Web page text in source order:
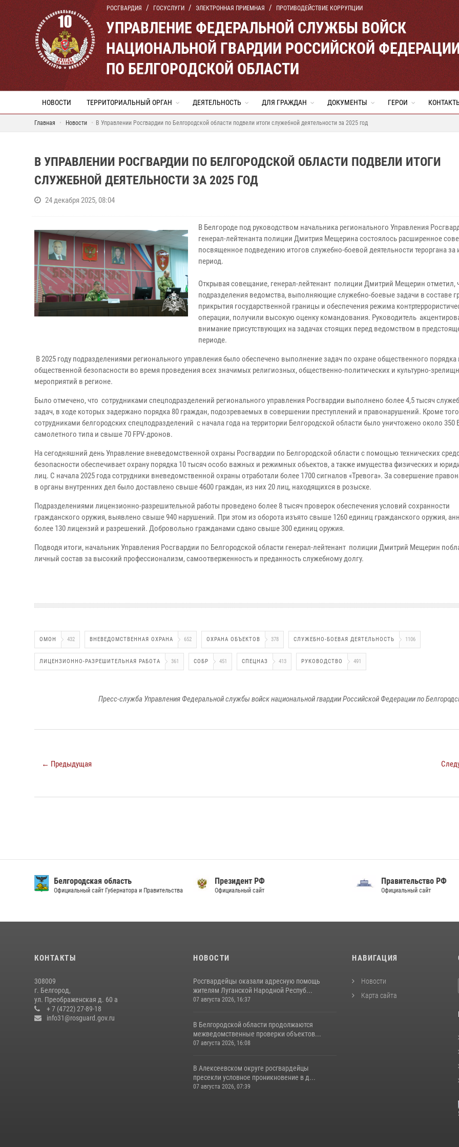
РОСГВАРДИЯ ГОСУСЛУГИ ЭЛЕКТРОННАЯ ПРИЕМНАЯ ПРОТИВОДЕЙСТВИЕ КОРРУПЦИИ
УПРАВЛЕНИЕ ФЕДЕРАЛЬНОЙ СЛУЖБЫ ВОЙСК
НАЦИОНАЛЬНОЙ ГВАРДИИ РОССИЙСКОЙ
ПО БЕЛГОРОДСКОЙ ОБЛАСТИ
НОВОСТИ ТЕРРИТОРИАЛЬНЫЙ ОРГАН ДЕЯТЕЛЬНОСТЬ ДЛЯ ГРАЖДАН ДОКУМЕНТЫ ГЕРОИ
Главная Новости В Управлении Росгвардии по Белгородской области подвели итоги служебной деятельности за 2025 год
В УПРАВЛЕНИИ РОСГВАРДИИ ПО БЕЛГОРОДСКОЙ ОБЛАСТИ ПОДВЕЛИ ИТОГИ
СЛУЖЕБНОЙ ДЕЯТЕЛЬНОСТИ ЗА 2025 ГОД
24 декабря 2025, 08:04
В Белгороде под руководством начальника регионального Управления
генерал-лейтенанта полиции Дмитрия Мещерина состоялось расширенное
посвященное подведению итогов служебно-боевой деятельности тероргана за
период.
Открывая совещание, генерал-лейтенант полиции Дмитрий Мещерин отметил,
подразделения ведомства, выполняющие служебно-боевые задачи в составе
прикрытия государственной границы и обеспечения режима
операции, получили высокую оценку командования. Руководитель
внимание присутствующих на задачах стоящих перед ведомством в
периоде.
В 2025 году подразделениями регионального управления было обеспечено выполнение задач по охране общественного порядка
общественной безопасности во время проведения всех значимых религиозных, общественно-политических и культурно-
мероприятий в регионе.
Было отмечено, что сотрудниками спецподразделений регионального управления Росгвардии выполнено более 4,5 тысяч
задач, в ходе которых задержано порядка 80 граждан, подозреваемых в совершении преступлений и правонарушений. Кроме
сотрудниками белгородских спецподразделений с начала года на территории Белгородской области было уничтожено около
самолетного типа и свыше 70 FPV-дронов.
На сегодняшний день Управление вневедомственной охраны Росгвардии по Белгородской области с помощью технических
безопасности обеспечивает охрану порядка 10 тысяч особо важных и режимных объектов, а также имущества физических и
лиц. С начала 2025 года сотрудники вневедомственной охраны отработали более 1700 сигналов «Тревога». За совершение
в органы внутренних дел было доставлено свыше 4600 граждан, из них 20 лиц, находящихся в розыске.
Подразделениями лицензионно-разрешительной работы проведено более 8 тысяч проверок обеспечения условий сохранности
гражданского оружия, выявлено свыше 940 нарушений. При этом из оборота изъято свыше 1260 единиц гражданского оружия,
более 130 лицензий и разрешений. Добровольно гражданами сдано свыше 300 единиц оружия.
Подводя итоги, начальник Управления Росгвардии по Белгородской области генерал-лейтенант полиции Дмитрий Мещерин
личный состав за высокий профессионализм, самоотверженность и преданность служебному долгу.
ОМОН 432 ВНЕВЕДОМСТВЕННАЯ ОХРАНА 652 ОХРАНА ОБЪЕКТОВ 378 СЛУЖЕБНО-БОЕВАЯ ДЕЯТЕЛЬНОСТЬ 1106
ЛИЦЕНЗИОННО-РАЗРЕШИТЕЛЬНАЯ РАБОТА 361 СОБР 451 СПЕЦНАЗ 413 РУКОВОДСТВО 491
Пресс-служба Управления Федеральной службы войск национальной гвардии Российской Федерации по
← Предыдущая
Белгородская область
Официальный сайт Губернатора и Правительства
Президент РФ
Официальный сайт
Правительство РФ
Официальный сайт
КОНТАКТЫ
308009
г. Белгород,
ул. Преображенская д. 60 а
+ 7 (4722) 27-89-18
info31@rosguard.gov.ru
НОВОСТИ
Росгвардейцы оказали адресную помощь
жителям Луганской Народной Респуб...
07 августа 2026, 16:37
В Белгородской области продолжаются
межведомственные проверки объектов...
07 августа 2026, 16:08
В Алексеевском округе росгвардейцы
пресекли условное проникновение в д...
07 августа 2026, 07:39
НАВИГАЦИЯ
Новости
Карта сайта